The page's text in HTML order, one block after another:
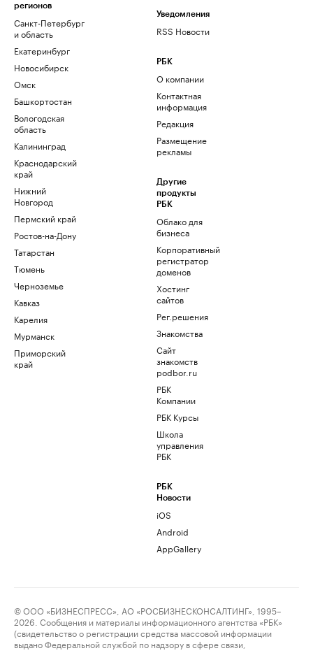
регионов
Санкт-Петербург
и область
Екатеринбург
Новосибирск
Омск
Башкортостан
Вологодская
область
Калининград
Краснодарский
край
Нижний
Новгород
Пермский край
Ростов-на-Дону
Татарстан
Тюмень
Черноземье
Кавказ
Карелия
Мурманск
Приморский
край
Уведомления
RSS Новости
РБК
О компании
Контактная
информация
Редакция
Размещение
рекламы
Другие
продукты
РБК
Облако для
бизнеса
Корпоративный
регистратор
доменов
Хостинг
сайтов
Рег.решения
Знакомства
Сайт
знакомств
podbor.ru
РБК
Компании
РБК Курсы
Школа
управления
РБК
РБК
Новости
iOS
Android
AppGallery
© ООО «БИЗНЕСПРЕСС», АО «РОСБИЗНЕСКОНСАЛТИНГ», 1995–
2026. Сообщения и материалы информационного агентства «РБК»
(свидетельство о регистрации средства массовой информации
выдано Федеральной службой по надзору в сфере связи,